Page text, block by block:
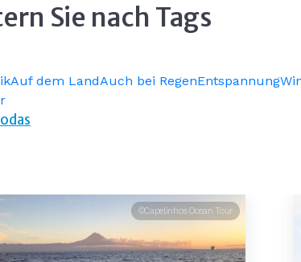
Sie nach Tags
Auf dem LandAuch bei RegenEntspannung
©Capelinhos Ocean Tour